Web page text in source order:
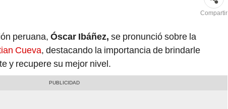
Compartir
peruana, Óscar Ibáñez, se pronunció sobre la
Cueva, destacando la importancia de brindarle
y recupere su mejor nivel.